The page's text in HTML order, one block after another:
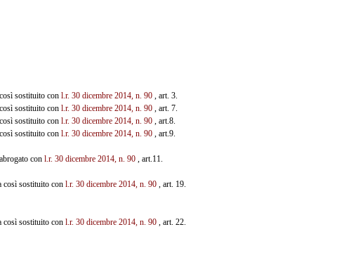
sostituito con l.r. 30 dicembre 2014, n. 90, art. 3.
sostituito con l.r. 30 dicembre 2014, n. 90, art. 7.
sostituito con l.r. 30 dicembre 2014, n. 90, art.8.
sostituito con l.r. 30 dicembre 2014, n. 90, art.9.
con l.r. 30 dicembre 2014, n. 90, art.11.
così sostituito con l.r. 30 dicembre 2014, n. 90, art. 19.
così sostituito con l.r. 30 dicembre 2014, n. 90, art. 22.